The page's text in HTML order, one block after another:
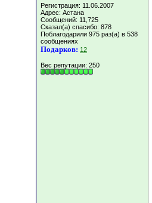
Регистрация: 11.06.2007
Адрес: Астана
Сообщений: 11,725
Сказал(а) спасибо: 878
Поблагодарили 975 раз(а) в 538
сообщениях
Подарков: 12
Вес репутации: 250